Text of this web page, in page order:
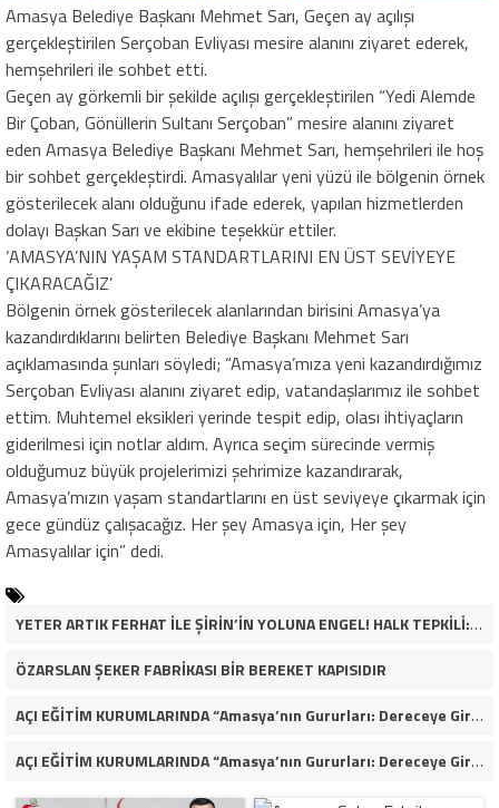
Amasya Belediye Başkanı Mehmet Sarı, Geçen ay açılışı
gerçekleştirilen Serçoban Evliyası mesire alanını ziyaret ederek,
hemşehrileri ile sohbet etti.
Geçen ay görkemli bir şekilde açılışı gerçekleştirilen “Yedi Alemde
Bir Çoban, Gönüllerin Sultanı Serçoban” mesire alanını ziyaret
eden Amasya Belediye Başkanı Mehmet Sarı, hemşehrileri ile hoş
bir sohbet gerçekleştirdi. Amasyalılar yeni yüzü ile bölgenin örnek
gösterilecek alanı olduğunu ifade ederek, yapılan hizmetlerden
dolayı Başkan Sarı ve ekibine teşekkür ettiler.
‘AMASYA’NIN YAŞAM STANDARTLARINI EN ÜST SEVİYEYE
ÇIKARACAĞIZ’
Bölgenin örnek gösterilecek alanlarından birisini Amasya’ya
kazandırdıklarını belirten Belediye Başkanı Mehmet Sarı
açıklamasında şunları söyledi; “Amasya’mıza yeni kazandırdığımız
Serçoban Evliyası alanını ziyaret edip, vatandaşlarımız ile sohbet
ettim. Muhtemel eksikleri yerinde tespit edip, olası ihtiyaçların
giderilmesi için notlar aldım. Ayrıca seçim sürecinde vermiş
olduğumuz büyük projelerimizi şehrimize kazandırarak,
Amasya’mızın yaşam standartlarını en üst seviyeye çıkarmak için
gece gündüz çalışacağız. Her şey Amasya için, Her şey
Amasyalılar için” dedi.
YETER ARTIK FERHAT İLE ŞİRİN’İN YOLUNA ENGEL! HALK TEPKİLİ: “YOLU KAPATMAK ÇÖZÜM DEĞİL, GÖREVİNİ YAP!”
ÖZARSLAN ŞEKER FABRİKASI BİR BEREKET KAPISIDIR
AÇI EĞİTİM KURUMLARINDA “Amasya’nın Gururları: Dereceye Giren Öğrenciler İçin Anlamlı Tören”
AÇI EĞİTİM KURUMLARINDA “Amasya’nın Gururları: Dereceye Giren Öğrenciler İçin Anlamlı Tören”